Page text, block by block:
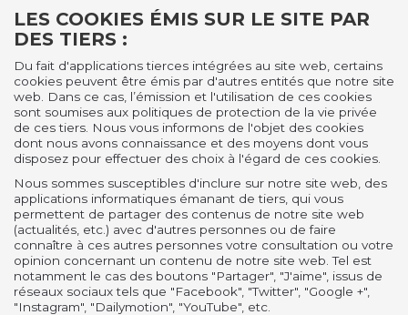
LES COOKIES ÉMIS SUR LE SITE PAR
DES TIERS :
Du fait d'applications tierces intégrées au site web, certains
cookies peuvent être émis par d'autres entités que notre site
web. Dans ce cas, l’émission et l'utilisation de ces cookies
sont soumises aux politiques de protection de la vie privée
de ces tiers. Nous vous informons de l'objet des cookies
dont nous avons connaissance et des moyens dont vous
disposez pour effectuer des choix à l'égard de ces cookies.
Nous sommes susceptibles d'inclure sur notre site web, des
applications informatiques émanant de tiers, qui vous
permettent de partager des contenus de notre site web
(actualités, etc.) avec d'autres personnes ou de faire
connaître à ces autres personnes votre consultation ou votre
opinion concernant un contenu de notre site web. Tel est
notamment le cas des boutons "Partager", "J'aime", issus de
réseaux sociaux tels que "Facebook", "Twitter", "Google +",
"Instagram", "Dailymotion", "YouTube", etc.